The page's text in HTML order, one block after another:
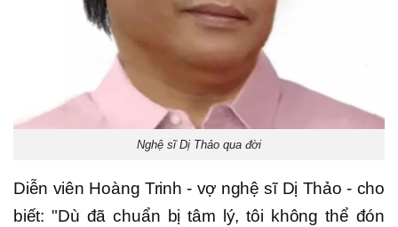
Nghệ sĩ Dị Thảo qua đời
Diễn viên Hoàng Trinh - vợ nghệ sĩ Dị Thảo - cho
biết: "Dù đã chuẩn bị tâm lý, tôi không thể đón